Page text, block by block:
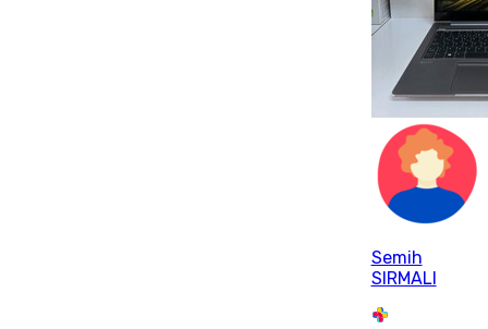
Semih
SIRMALI